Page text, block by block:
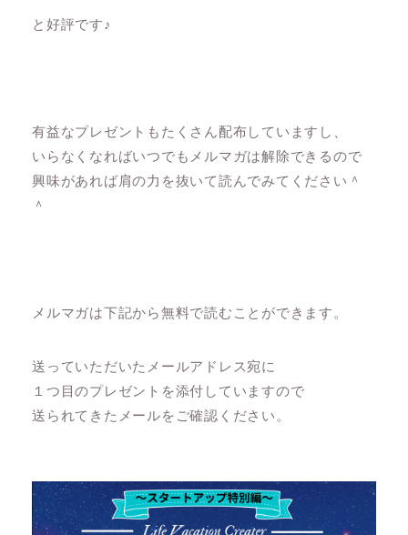
と好評です♪
有益なプレゼントもたくさん配布していますし、
いらなくなればいつでもメルマガは解除できるので
興味があれば肩の力を抜いて読んでみてください＾
＾
メルマガは下記から無料で読むことができます。
送っていただいたメールアドレス宛に
１つ目のプレゼントを添付していますので
送られてきたメールをご確認ください。